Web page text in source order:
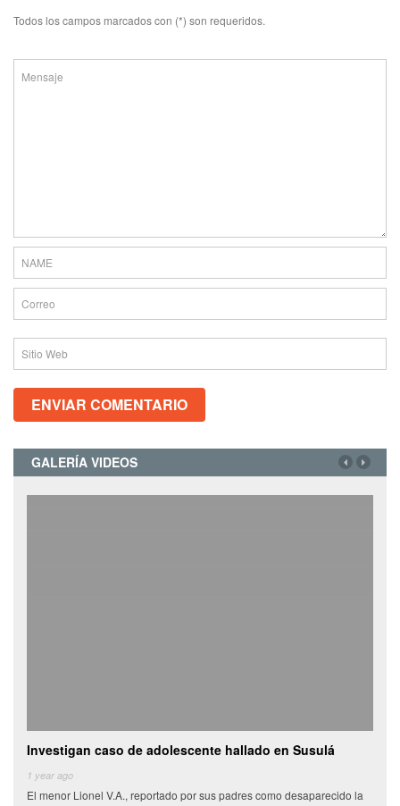
Todos los campos marcados con (*) son requeridos.
GALERÍA VIDEOS
Investigan caso de adolescente hallado en Susulá
1 year ago
El menor Lionel V.A., reportado por sus padres como desaparecido la